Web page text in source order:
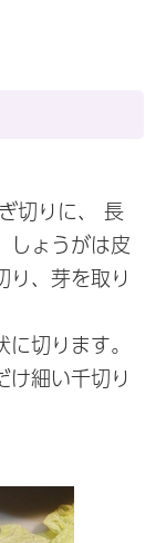
切りに、 長
しょうがは皮
り、芽を取り
切ります。
け細い千切り